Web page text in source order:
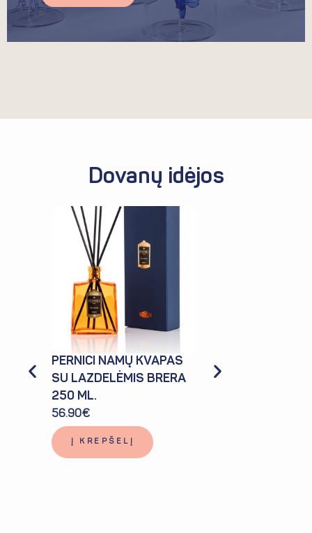
Dovanų idėjos
PERNICI NAMŲ KVAPAS
SU LAZDELĖMIS BRERA
250 ML.
56.90€
Į KREPŠELĮ